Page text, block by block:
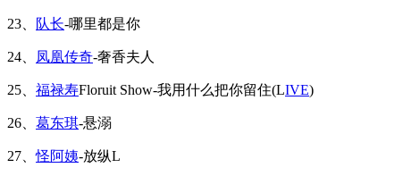
23、 队长-哪里都是你
24、 凤凰传奇-奢香夫人
25、 福禄寿Floruit Show-我用什么把你留住(LIVE)
26、 葛东琪-悬溺
27、怪阿姨-放纵L